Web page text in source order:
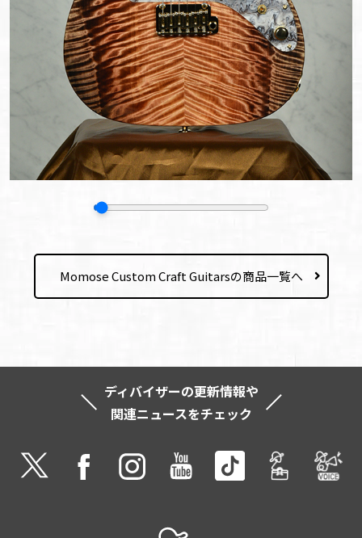
Momose Custom Craft Guitarsの商品一覧へ
ディバイザーの更新情報や
関連ニュースをチェック